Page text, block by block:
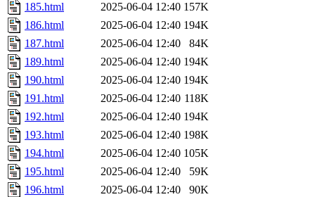
185.html
2025-06-04 12:40 157K
186.html
2025-06-04 12:40 194K
187.html
2025-06-04 12:40
84K
189.html
2025-06-04 12:40 194K
190.html
2025-06-04 12:40 194K
191.html
2025-06-04 12:40 118K
192.html
2025-06-04 12:40 194K
193.html
2025-06-04 12:40 198K
194.html
2025-06-04 12:40 105K
195.html
2025-06-04 12:40
59K
196.html
2025-06-04 12:40
90K